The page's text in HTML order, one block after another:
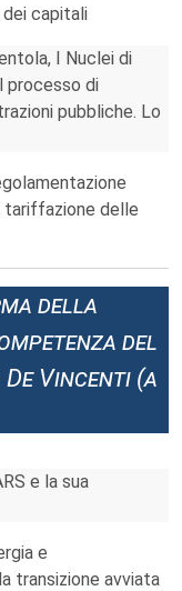
capitali
I Nuclei di
processo di
pubbliche. Lo
delle
della
del
Vincenti (a
e la sua
e
transizione avviata